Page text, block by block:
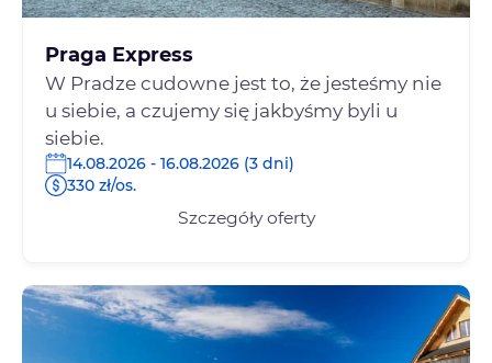
Praga Express
W Pradze cudowne jest to, że jesteśmy nie
u siebie, a czujemy się jakbyśmy byli u
siebie.
14.08.2026 - 16.08.2026 (3 dni)
330 zł/os.
Szczegóły oferty